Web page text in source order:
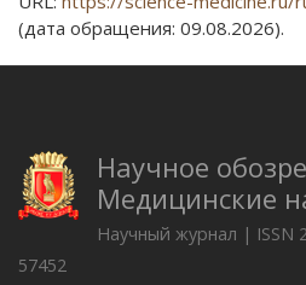
(дата обращения: 09.08.2026).
Научное
Медицинские
Научный журнал |
57452